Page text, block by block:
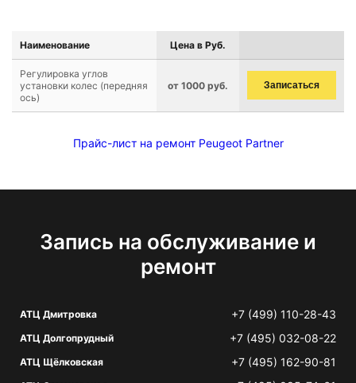
Наименование Цена в Руб.
Регулировка углов
установки колес (передняя
ось)
от 1000 руб. Записаться
Прайс-лист на ремонт Peugeot Partner
Запись на обслуживание и
ремонт
АТЦ Дмитровка +7 (499) 110-28-43
АТЦ Долгопрудный +7 (495) 032-08-22
АТЦ Щёлковская +7 (495) 162-90-81